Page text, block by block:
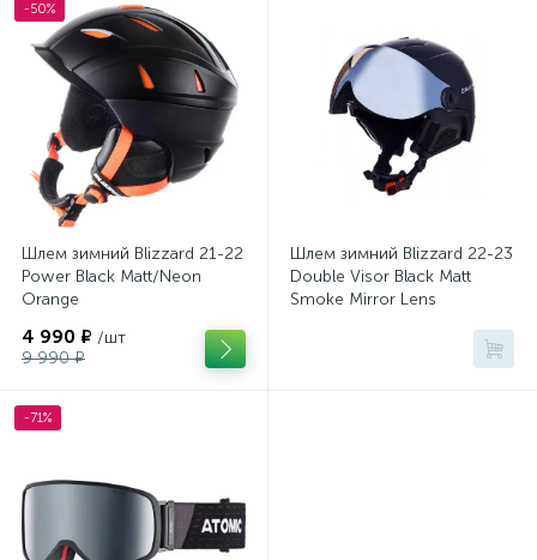
-50%
Шлем зимний Blizzard 21-22
Power Black Matt/Neon
Orange
4 990 ₽ /шт
9 990 ₽
Шлем зимний Blizzard 22-23
Double Visor Black Matt
Smoke Mirror Lens
-71%